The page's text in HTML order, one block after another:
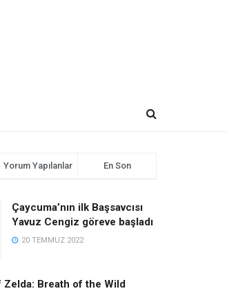
Yorum Yapılanlar En Son
Çaycuma’nın ilk Başsavcısı
Yavuz Cengiz göreve başladı
20 TEMMUZ 2022
Zelda: Breath of the Wild